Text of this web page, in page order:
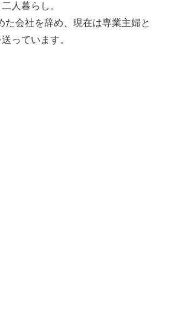
人暮らし。
た会社を辞め、現在は専業主婦と
っています。